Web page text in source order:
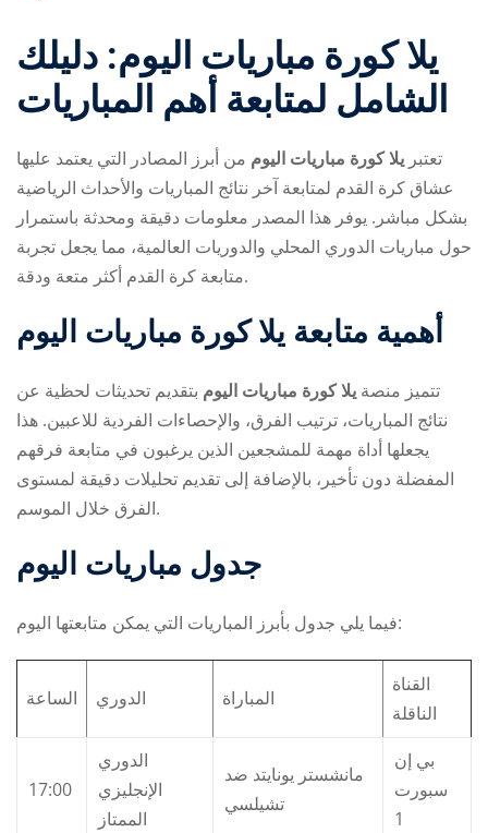
يلا كورة مباريات اليوم: دليلك
الشامل لمتابعة أهم المباريات
تعتبر يلا كورة مباريات اليوم من أبرز المصادر التي يعتمد عليها
عشاق كرة القدم لمتابعة آخر نتائج المباريات والأحداث الرياضية
بشكل مباشر. يوفر هذا المصدر معلومات دقيقة ومحدثة باستمرار
حول مباريات الدوري المحلي والدوريات العالمية، مما يجعل تجربة
متابعة كرة القدم أكثر متعة ودقة.
أهمية متابعة يلا كورة مباريات اليوم
تتميز منصة يلا كورة مباريات اليوم بتقديم تحديثات لحظية عن
نتائج المباريات، ترتيب الفرق، والإحصاءات الفردية للاعبين. هذا
يجعلها أداة مهمة للمشجعين الذين يرغبون في متابعة فرقهم
المفضلة دون تأخير، بالإضافة إلى تقديم تحليلات دقيقة لمستوى
الفرق خلال الموسم.
جدول مباريات اليوم
فيما يلي جدول بأبرز المباريات التي يمكن متابعتها اليوم:
الساعة الدوري المباراة
القناة
الناقلة
17:00
الدوري
الإنجليزي
الممتاز
مانشستر يونايتد ضد
تشيلسي
بي إن
سبورت
1